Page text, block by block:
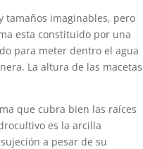
tamaños imaginables, pero
esta constituido por una
para meter dentro el agua
La altura de las macetas
que cubra bien las raíces
es la arcilla
a pesar de su